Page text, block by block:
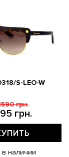
S-LEO-W
грн.
грн.
в наличии